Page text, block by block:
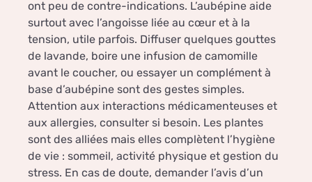
ont peu de contre-indications. L’aubépine aide
surtout avec l’angoisse liée au cœur et à la
tension, utile parfois. Diffuser quelques gouttes
de lavande, boire une infusion de camomille
avant le coucher, ou essayer un complément à
base d’aubépine sont des gestes simples.
Attention aux interactions médicamenteuses et
aux allergies, consulter si besoin. Les plantes
sont des alliées mais elles complètent l’hygiène
de vie : sommeil, activité physique et gestion du
stress. En cas de doute, demander l’avis d’un